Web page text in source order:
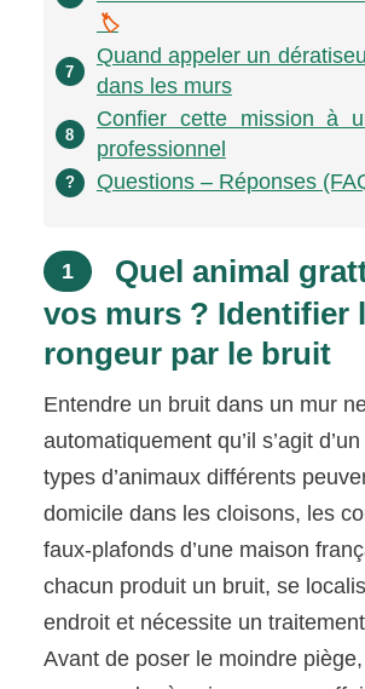
🏷️
7
Quand appeler un
dans les murs
8
Confier cette mission à
professionnel
? Questions – Réponses
1
Quel animal
vos murs ? Identifier
rongeur par le bruit
Entendre un bruit dans un mur
automatiquement qu’il s’agit
types d’animaux différents
domicile dans les cloisons, les
faux-plafonds d’une maison
chacun produit un bruit, se
endroit et nécessite un
Avant de poser le moindre